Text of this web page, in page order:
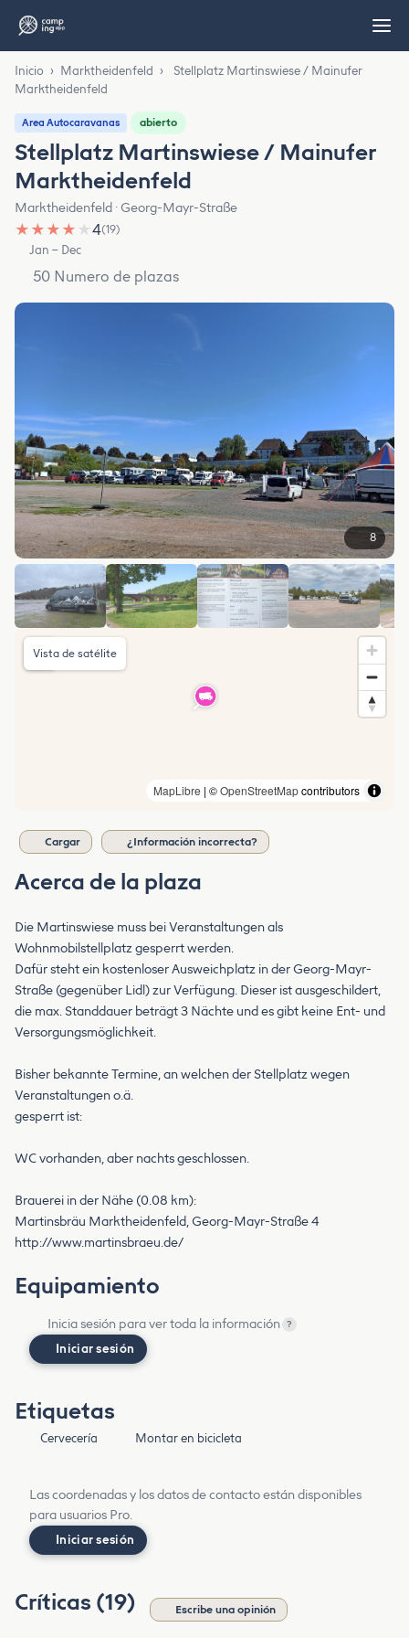
Inicio › Marktheidenfeld ›
Stellplatz Martinswiese / Mainufer
Marktheidenfeld
Area Autocaravanas abierto
Stellplatz Martinswiese / Mainufer
Marktheidenfeld
Marktheidenfeld · Georg-Mayr-Straße
★ ★ ★ ★ ★4(19)
Jan – Dec
50 Numero de plazas
8
MapLibre | ©OpenStreetMapcontributors
Vista de satélite
Cargar ¿Información incorrecta?
Acerca de la plaza
Die Martinswiese muss bei Veranstaltungen als
Wohnmobilstellplatz gesperrt werden.
Dafür steht ein kostenloser Ausweichplatz in der Georg-Mayr-
Straße (gegenüber Lidl) zur Verfügung. Dieser ist ausgeschildert,
die max. Standdauer beträgt 3 Nächte und es gibt keine Ent- und
Versorgungsmöglichkeit.
Bisher bekannte Termine, an welchen der Stellplatz wegen
Veranstaltungen o.ä.
gesperrt ist:
WC vorhanden, aber nachts geschlossen.
Brauerei in der Nähe (0.08 km):
Martinsbräu Marktheidenfeld, Georg-Mayr-Straße 4
http://www.martinsbraeu.de/
Equipamiento
Inicia sesión para ver toda la información ?
Iniciar sesión
Etiquetas
Cervecería Montar en bicicleta
Las coordenadas y los datos de contacto están disponibles
para usuarios Pro.
Iniciar sesión
Críticas (19) Escribe una opinión